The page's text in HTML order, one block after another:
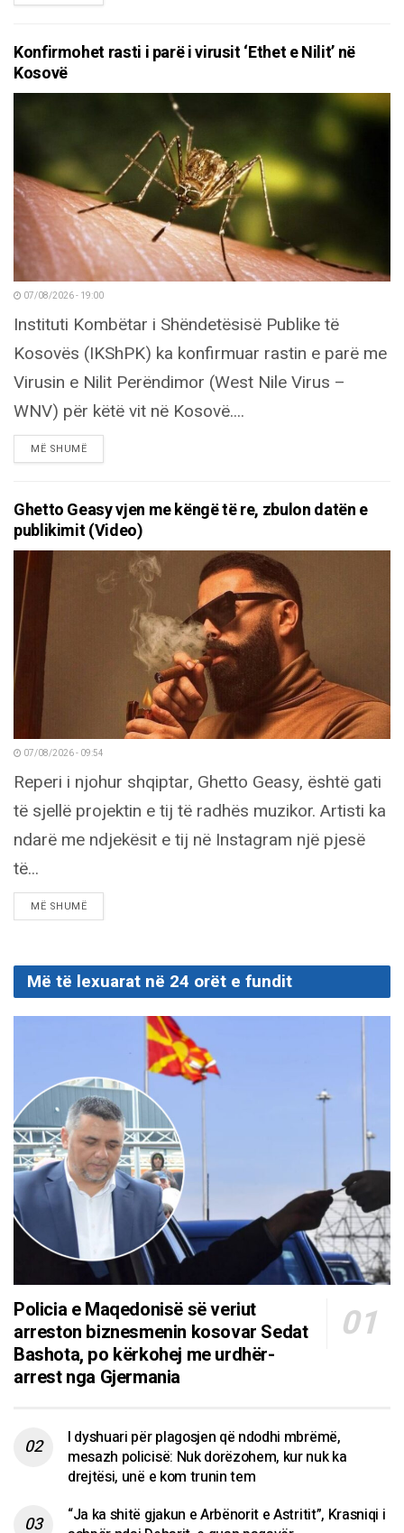
Konfirmohet rasti i parë i virusit ‘Ethet e Nilit’ në
Kosovë
07/08/2026 - 19:00
Instituti Kombëtar i Shëndetësisë Publike të
Kosovës (IKShPK) ka konfirmuar rastin e parë me
Virusin e Nilit Perëndimor (West Nile Virus –
WNV) për këtë vit në Kosovë....
MË SHUMËDETAILS
Ghetto Geasy vjen me këngë të re, zbulon datën e
publikimit (Video)
07/08/2026 - 09:54
Reperi i njohur shqiptar, Ghetto Geasy, është gati
të sjellë projektin e tij të radhës muzikor. Artisti ka
ndarë me ndjekësit e tij në Instagram një pjesë
të...
MË SHUMËDETAILS
Më të lexuarat në 24 orët e fundit
Policia e Maqedonisë së veriut
arreston biznesmenin kosovar Sedat
Bashota, po kërkohej me urdhër-
arrest nga Gjermania
I dyshuari për plagosjen që ndodhi mbrëmë,
mesazh policisë: Nuk dorëzohem, kur nuk ka
drejtësi, unë e kom trunin tem
“Ja ka shitë gjakun e Arbënorit e Astritit”, Krasniqi i